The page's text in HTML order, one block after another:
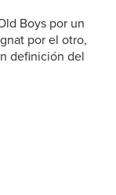
Boys por un
por el otro,
definición del